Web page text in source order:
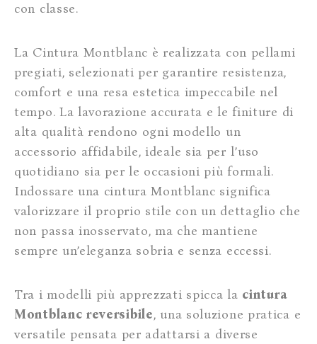
con classe.
La Cintura Montblanc è realizzata con pellami
pregiati, selezionati per garantire resistenza,
comfort e una resa estetica impeccabile nel
tempo. La lavorazione accurata e le finiture di
alta qualità rendono ogni modello un
accessorio affidabile, ideale sia per l’uso
quotidiano sia per le occasioni più formali.
Indossare una cintura Montblanc significa
valorizzare il proprio stile con un dettaglio che
non passa inosservato, ma che mantiene
sempre un’eleganza sobria e senza eccessi.
Tra i modelli più apprezzati spicca la cintura
Montblanc reversibile, una soluzione pratica e
versatile pensata per adattarsi a diverse